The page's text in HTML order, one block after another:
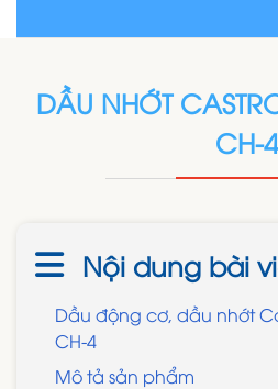
DẦU NHỚT
CH-4
Nội dung bài
Dầu động cơ, dầu nhớt
CH-4
Mô tả sản phẩm